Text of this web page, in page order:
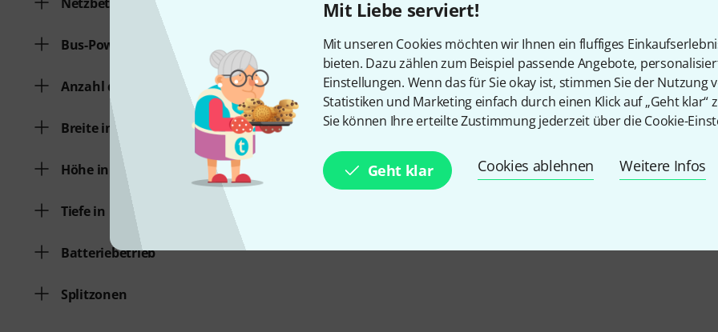
Mit Liebe serviert!
Mit unseren Cookies möchten wir Ihnen ein fluffiges
bieten. Dazu zählen zum Beispiel passende Angebote,
Einstellungen. Wenn das für Sie okay ist, stimmen Sie der Nutzung
Statistiken und Marketing einfach durch einen Klick auf „Geht klar“
Sie können Ihre erteilte Zustimmung jederzeit über die Cookie-
Geht klar Cookies ablehnen Weitere Infos
Bus-Powered
Anzahl der Tasten
Breite in mm
Höhe in mm
Tiefe in mm
Batteriebetrieb
Splitzonen